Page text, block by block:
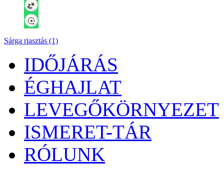
Sárga riasztás (1)
IDŐJÁRÁS
ÉGHAJLAT
LEVEGŐKÖRNYEZET
ISMERET-TÁR
RÓLUNK